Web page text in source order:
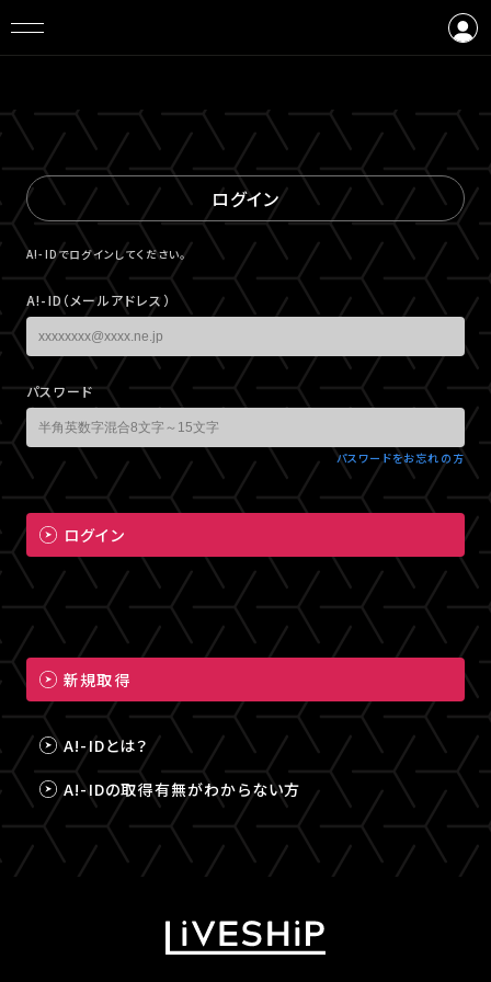
ログイン
A!-IDでログインしてください。
A!-ID（メールアドレス）
パスワード
パスワードをお忘れの方
ログイン
新規取得
A!-IDとは？
A!-IDの取得有無がわからない方